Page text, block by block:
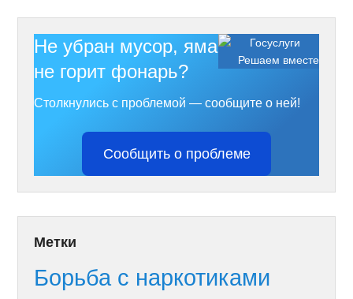
Решаем вместе
Не убран мусор, яма на дороге,
не горит фонарь?
Столкнулись с проблемой — сообщите о ней!
Сообщить о проблеме
Метки
Борьба с наркотиками